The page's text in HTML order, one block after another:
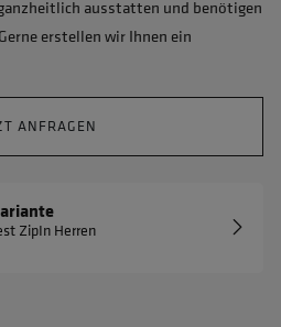
ausstatten und benötigen
erstellen wir Ihnen ein
ANFRAGEN
ZipIn Herren